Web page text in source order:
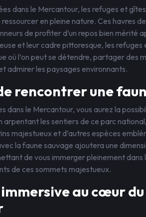
dans le Mercantour, les refuges et
en pleine nature. Ces havres
de profiter d’un repos bien mérité
et leur cadre pittoresque, les
où l’on peut se détendre, partager des
admirer les paysages environnants.
rencontrer une
dans le Mercantour, vous aurez la
arpentant les sentiers de ce parc
majestueux et d’autres espèces
la faune sauvage ajoutera une
de vous immerger pleinement
de ces sommets majestueux.
au cœur